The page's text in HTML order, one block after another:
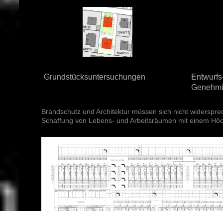
Grundstücksuntersuchungen
Brandschutz und Architektur müssen sich nicht
Schaffung von Lebens- und Arbeitsräumen mit einem